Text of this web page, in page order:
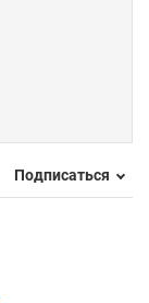
Подписаться